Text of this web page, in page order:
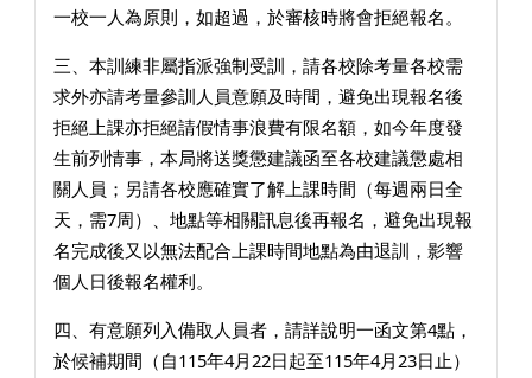
一校一人為原則，如超過，於審核時將會拒絕報名。
三、本訓練非屬指派強制受訓，請各校除考量各校需
求外亦請考量參訓人員意願及時間，避免出現報名後
拒絕上課亦拒絕請假情事浪費有限名額，如今年度發
生前列情事，本局將送獎懲建議函至各校建議懲處相
關人員；另請各校應確實了解上課時間（每週兩日全
天，需7周）、地點等相關訊息後再報名，避免出現報
名完成後又以無法配合上課時間地點為由退訓，影響
個人日後報名權利。
四、有意願列入備取人員者，請詳說明一函文第4點，
於候補期間（自115年4月22日起至115年4月23日止）